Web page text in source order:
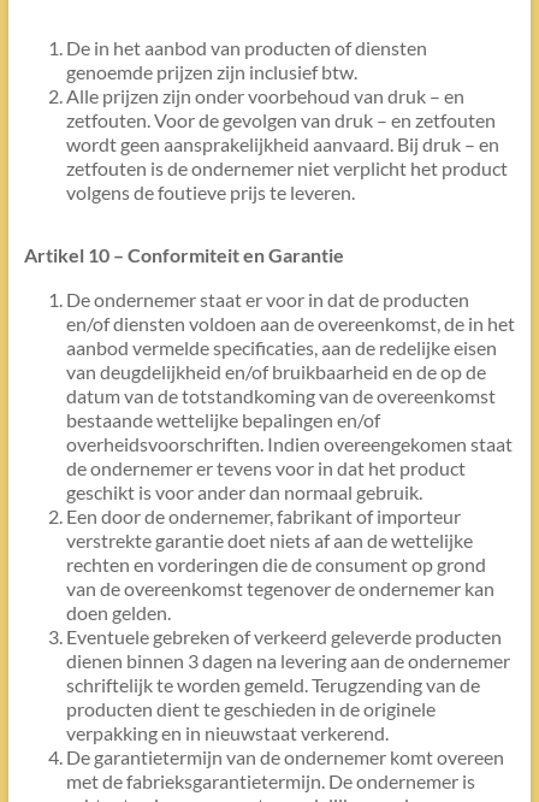
De in het aanbod van producten of diensten
genoemde prijzen zijn inclusief btw.
Alle prijzen zijn onder voorbehoud van druk – en
zetfouten. Voor de gevolgen van druk – en zetfouten
wordt geen aansprakelijkheid aanvaard. Bij druk – en
zetfouten is de ondernemer niet verplicht het product
volgens de foutieve prijs te leveren.
Artikel 10 – Conformiteit en Garantie
De ondernemer staat er voor in dat de producten
en/of diensten voldoen aan de overeenkomst, de in het
aanbod vermelde specificaties, aan de redelijke eisen
van deugdelijkheid en/of bruikbaarheid en de op de
datum van de totstandkoming van de overeenkomst
bestaande wettelijke bepalingen en/of
overheidsvoorschriften. Indien overeengekomen staat
de ondernemer er tevens voor in dat het product
geschikt is voor ander dan normaal gebruik.
Een door de ondernemer, fabrikant of importeur
verstrekte garantie doet niets af aan de wettelijke
rechten en vorderingen die de consument op grond
van de overeenkomst tegenover de ondernemer kan
doen gelden.
Eventuele gebreken of verkeerd geleverde producten
dienen binnen 3 dagen na levering aan de ondernemer
schriftelijk te worden gemeld. Terugzending van de
producten dient te geschieden in de originele
verpakking en in nieuwstaat verkerend.
De garantietermijn van de ondernemer komt overeen
met de fabrieksgarantietermijn. De ondernemer is